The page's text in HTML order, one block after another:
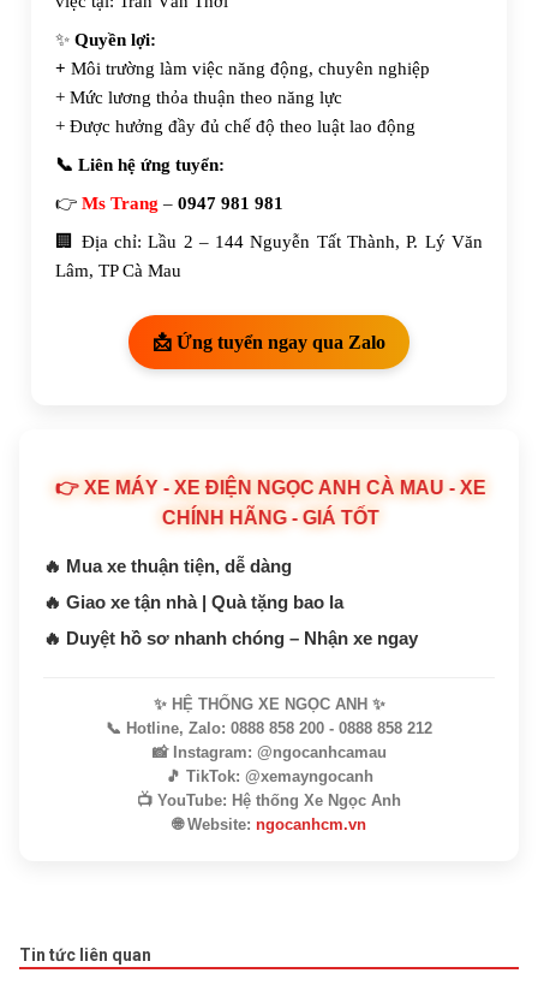
✨ Quyền lợi:
+ Môi trường làm việc năng động, chuyên nghiệp
+ Mức lương thỏa thuận theo năng lực
+ Được hưởng đầy đủ chế độ theo luật lao động
📞 Liên hệ ứng tuyển:
👉 Ms Trang – 0947 981 981
🏢 Địa chỉ: Lầu 2 – 144 Nguyễn Tất Thành, P. Lý Văn
Lâm, TP Cà Mau
📩 Ứng tuyển ngay qua Zalo
👉 XE MÁY - XE ĐIỆN NGỌC ANH CÀ MAU - XE
CHÍNH HÃNG - GIÁ TỐT
🔥 Mua xe thuận tiện, dễ dàng
🔥 Giao xe tận nhà | Quà tặng bao la
🔥 Duyệt hồ sơ nhanh chóng – Nhận xe ngay
✨ HỆ THỐNG XE NGỌC ANH ✨
📞 Hotline, Zalo: 0888 858 200 - 0888 858 212
📸 Instagram: @ngocanhcamau
🎵 TikTok: @xemayngocanh
📺 YouTube: Hệ thống Xe Ngọc Anh
🌐 Website: ngocanhcm.vn
Tin tức liên quan